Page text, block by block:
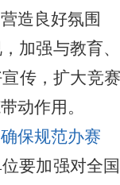
造良好氛围
加强与教育
传，扩大竞
动作用。
保规范办赛
要加强对全